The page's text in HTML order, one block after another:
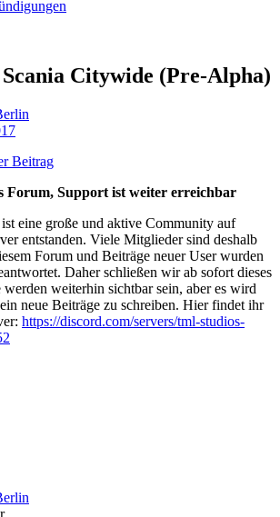
Scania Citywide (Pre-Alpha)
Beitrag
Forum, Support ist weiter erreichbar
eine große und aktive Community auf
entstanden. Viele Mitglieder sind deshalb
Forum und Beiträge neuer User wurden
Daher schließen wir ab sofort dieses
weiterhin sichtbar sein, aber es wird
neue Beiträge zu schreiben. Hier findet ihr
https://discord.com/servers/tml-studios-